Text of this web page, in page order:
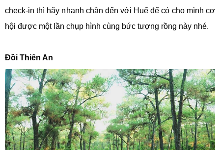
check-in thì hãy nhanh chân đến với Huế để có cho mình cơ
hội được một lần chụp hình cùng bức tượng rồng này nhé.
Đồi Thiên An